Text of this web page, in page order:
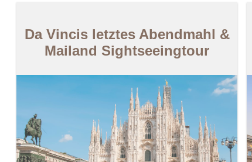
Da Vincis letztes Abendmahl &
Mailand Sightseeingtour